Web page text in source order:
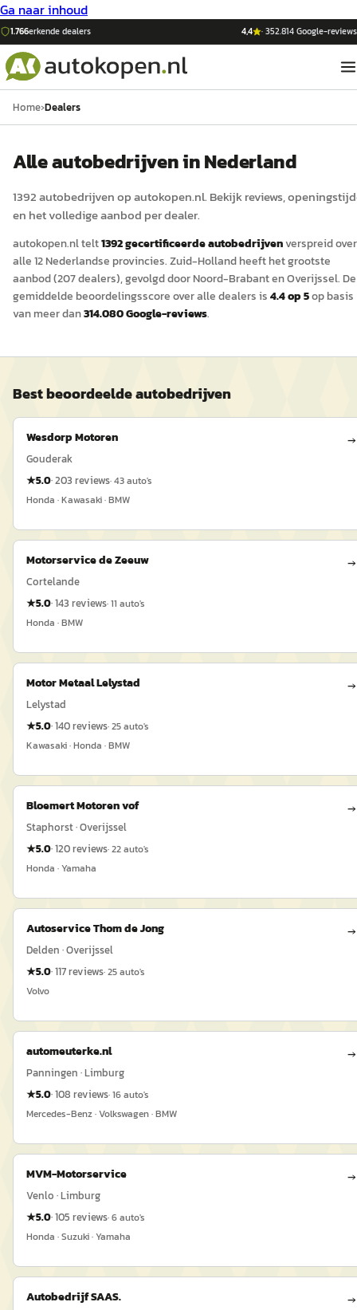
Ga naar inhoud
1.766erkende dealers 4,4 ·352.814Google-reviews
Home›Dealers
Alle autobedrijven in Nederland
1392autobedrijven opautokopen.nl. Bekijk reviews,
en het volledige aanbod per dealer.
autokopen.nltelt1392gecertificeerdeautobedrijvenverspreid over
alle 12 Nederlandse provincies.Zuid-Hollandheeft het grootste
aanbod (207dealers), gevolgd door Noord-Brabanten Overijssel. De
gemiddelde beoordelingsscore over alle dealers is4.4op 5op basis
van meer dan314.080Google-reviews.
Best beoordeeldeautobedrijven
Wesdorp Motoren →
Gouderak
★5.0·203 reviews·43auto's
Honda · Kawasaki · BMW
Motorservice de Zeeuw →
Cortelande
★5.0·143 reviews·11 auto's
Honda · BMW
Motor Metaal Lelystad →
Lelystad
★5.0·140reviews·25auto's
Kawasaki · Honda · BMW
Bloemert Motoren vof →
Staphorst · Overijssel
★5.0·120reviews·22auto's
Honda · Yamaha
Autoservice Thom de Jong →
Delden · Overijssel
★5.0·117reviews·25auto's
Volvo
automeuterke.nl →
Panningen · Limburg
★5.0·108 reviews·16auto's
Mercedes-Benz · Volkswagen · BMW
MVM-Motorservice →
Venlo · Limburg
★5.0·105 reviews·6auto's
Honda · Suzuki · Yamaha
Autobedrijf SAAS. →